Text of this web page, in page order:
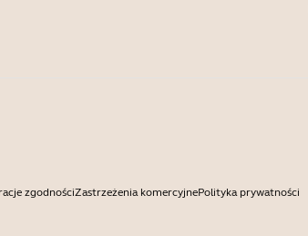
zgodnościZastrzeżenia komercyjnePolityka prywatności